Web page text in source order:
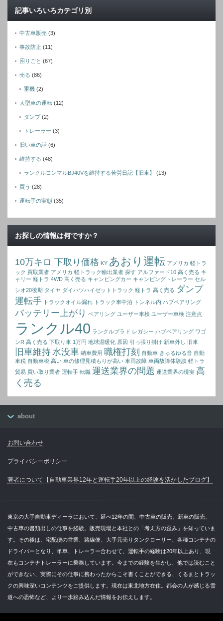
記事いろいろカテゴリ別
中古車販売 (3)
事故防止 (11)
困りごと (67)
売る (86)
重機 (2)
大型車の運転 (12)
ダンプ(2)
トレーラー (3)
旧い車の話 (6)
維持する (48)
ランクルヨンマルBJ40Vを維持する苦労日記【旧車】 (13)
買う (28)
運転手の実態 (35)
お探しの情報は何ですか？
10万キロ 下取り価格 KY あおり運転 アメリカ 軽トラ
ック 買取業者 アメリカ 軽トラック輸出業者 探す アルファード10 高く売る キ
ャリー 軽トラ 4WD 高く売る キャンピングカー キャンピングトレーラー セル
シオ20後期 タイヤ ダイハツハイゼットトラック 軽トラ 高く売る ダンプ
運転手 トラックオイル漏れ トラック車中泊 トンネル内 ハブベアリング
バッテリー上がり ベアリング ユーザー車検 ユーザー車検 注意点
ランクル40 ランクルプラド レガシー ハブベアリング ワゴ
ンR 高く売る 下取り車 1万円 地球温暖化 原因 引っ張り掛け 新車外し 旧車
旧車維持 水没車 納車費用 職権打刻 自動車 きゅるゆる音 自動
車税 自動車税 高い 車の修理見積もりが高い 車両故障 車両故障体験談 軽トラ
貿易 買い取り業者 運転手 転職 運送業界の問題 運送業界の現実 高
く売る
about
お問い合わせ
プライバシーポリシー
著者について【自動車業界12年と運転手20年以上の経験を活かしたブログ】
東京の大手自動車ディーラにおいて、延べ12年の間、中古車の販売、新車の販売、
中古車の書類出しの仕事を経験。販売現場と本社との「考え方の歪み」を知っていま
す。その後は、宅配便の営業、路線便、大手元売りタンクローリー、各種コンテナの
ドライバーとなり、単車、トレーラー合わせて、運転手の経験は20年以上あり、現
在もコンテナトレーラーに乗務しています。今までの経験を生かし、他では読むこと
ができない、実際にその仕事に携わったからこそ書くことができる、くるまとトラッ
クの興味深いコンテンツをご提供します。現在は東北地方在住。都会の人が感じる雪
道への恐怖など、より一歩踏み込んだ情報をお伝えします。